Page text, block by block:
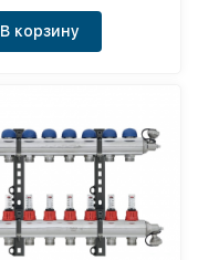
В корзину